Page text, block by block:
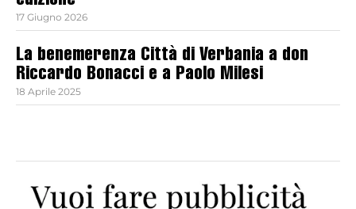
17 Giugno 2026
La benemerenza Città di Verbania a don
Riccardo Bonacci e a Paolo Milesi
18 Aprile 2025